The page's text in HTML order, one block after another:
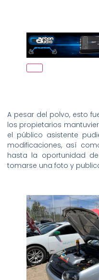
A pesar del polvo, esto
los propietarios
el público asistente
modificaciones, así
hasta la oportunidad
tomarse una foto y